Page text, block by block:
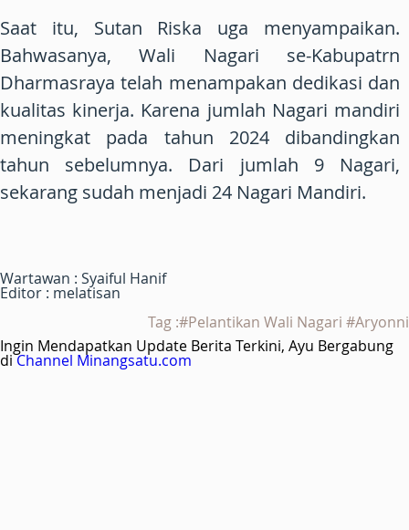
Saat itu, Sutan Riska uga menyampaikan.
Bahwasanya, Wali Nagari se-Kabupatrn
Dharmasraya telah menampakan dedikasi dan
kualitas kinerja. Karena jumlah Nagari mandiri
meningkat pada tahun 2024 dibandingkan
tahun sebelumnya. Dari jumlah 9 Nagari,
sekarang sudah menjadi 24 Nagari Mandiri.
Wartawan : Syaiful Hanif
Editor : melatisan
Tag :#Pelantikan Wali Nagari #Aryonni
Ingin Mendapatkan Update Berita Terkini, Ayu Bergabung
diChannel Minangsatu.com